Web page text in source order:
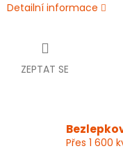
Detailní informace
ZEPTAT SE
Přes 1 600